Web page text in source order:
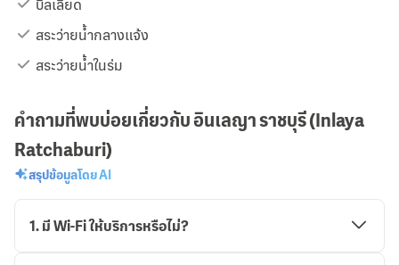
สระว่ายน้ำกลางแจ้ง
สระว่ายน้ำในร่ม
คำถามที่พบบ่อยเกี่ยวกับ อินเลญา ราชบุรี (Inlaya
Ratchaburi)
สรุปข้อมูลโดย AI
1.มี Wi-Fi ให้บริการหรือไม่?